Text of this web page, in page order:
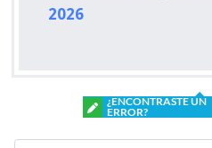
2026
¿ENCONTRASTE UN
ERROR?